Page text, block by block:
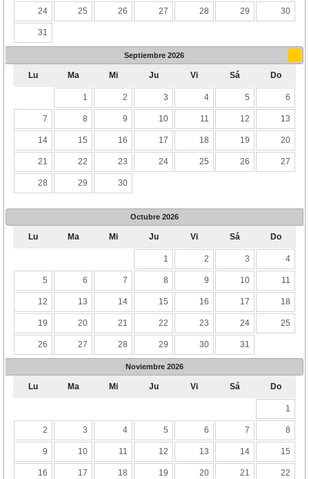
24 25 26 27 28 29 30
31
Septiembre 2026
Lu Ma Mi Ju Vi Sá Do
1 2 3 4 5 6
7 8 9 10 11 12 13
14 15 16 17 18 19 20
21 22 23 24 25 26 27
28 29 30
Octubre 2026
Lu Ma Mi Ju Vi Sá Do
1 2 3 4
5 6 7 8 9 10 11
12 13 14 15 16 17 18
19 20 21 22 23 24 25
26 27 28 29 30 31
Noviembre 2026
Lu Ma Mi Ju Vi Sá Do
1
2 3 4 5 6 7 8
9 10 11 12 13 14 15
16 17 18 19 20 21 22